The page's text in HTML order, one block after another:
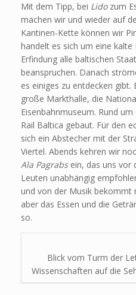
Mit dem Tipp, bei Lidozum
machen wir und wieder auf
Kantinen-Kette können wir
handelt es sich um eine
Erfindung alle baltischen
beanspruchen. Danach
es einiges zu entdecken gibt.
große Markthalle, die
Eisenbahnmuseum. Rund
Rail Baltica gebaut. Für den
sich ein Abstecher mit der
Viertel. Abends kehren wir
Ala Pagrabsein, das uns vor
Leuten unabhängig
und von der Musik bekommt
aber das Essen und die
so.
Blick vom Turm der
Wissenschaften auf die